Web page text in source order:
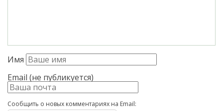
Имя
Email (не публикуется)
Сообщить о новых комментариях на Email: